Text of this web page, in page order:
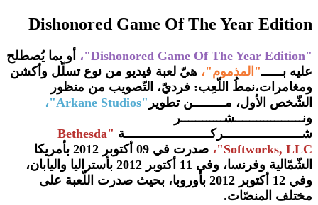
Dishonored Game Of The Year Edition
"Dishonored Game Of The Year Edition"،
أو بما يُصطلح
عليه بــــــ"المذموم"، هيّ لعبة فيديو من نوع تسلّل وأكشن
ومغامرات،نمطُ اللّعِب: فرديّ، التّصويب من منظور
الشّخص الأول، مـــــــــن تطوير "Arkane Studios"،
ونـــــــــــــــــــشــــــــــــر
شــــــــــــــــــــــركــــــــــــــــــــــــة
"Bethesda
Softworks, LLC"،
صدرت في 09 أكتوبر 2012 بأمريكا
الشّمّالية وفرنسا، وفي 11 أكتوبر 2012 بأستراليا واليابان،
وفي 12 أكتوبر 2012 بأوروبا، بحيث صدرت اللّعبة على
مختلف المنصّات.